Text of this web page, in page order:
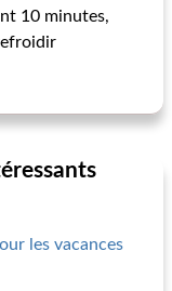
10 minutes,
les vacances